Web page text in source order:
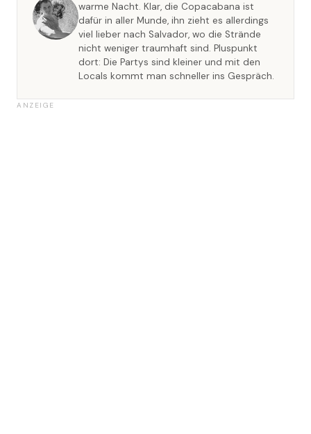
warme Nacht. Klar, die Copacabana ist
dafür in aller Munde, ihn zieht es allerdings
viel lieber nach Salvador, wo die Strände
nicht weniger traumhaft sind. Pluspunkt
dort: Die Partys sind kleiner und mit den
Locals kommt man schneller ins Gespräch.
ANZEIGE